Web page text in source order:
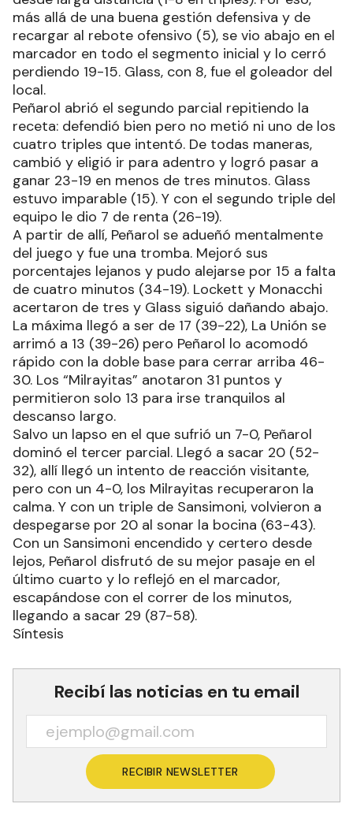
más allá de una buena gestión defensiva y de
recargar al rebote ofensivo (5), se vio abajo en el
marcador en todo el segmento inicial y lo cerró
perdiendo 19-15. Glass, con 8, fue el goleador del
local.
Peñarol abrió el segundo parcial repitiendo la
receta: defendió bien pero no metió ni uno de los
cuatro triples que intentó. De todas maneras,
cambió y eligió ir para adentro y logró pasar a
ganar 23-19 en menos de tres minutos. Glass
estuvo imparable (15). Y con el segundo triple del
equipo le dio 7 de renta (26-19).
A partir de allí, Peñarol se adueñó mentalmente
del juego y fue una tromba. Mejoró sus
porcentajes lejanos y pudo alejarse por 15 a falta
de cuatro minutos (34-19). Lockett y Monacchi
acertaron de tres y Glass siguió dañando abajo.
La máxima llegó a ser de 17 (39-22), La Unión se
arrimó a 13 (39-26) pero Peñarol lo acomodó
rápido con la doble base para cerrar arriba 46-
30. Los “Milrayitas” anotaron 31 puntos y
permitieron solo 13 para irse tranquilos al
descanso largo.
Salvo un lapso en el que sufrió un 7-0, Peñarol
dominó el tercer parcial. Llegó a sacar 20 (52-
32), allí llegó un intento de reacción visitante,
pero con un 4-0, los Milrayitas recuperaron la
calma. Y con un triple de Sansimoni, volvieron a
despegarse por 20 al sonar la bocina (63-43).
Con un Sansimoni encendido y certero desde
lejos, Peñarol disfrutó de su mejor pasaje en el
último cuarto y lo reflejó en el marcador,
escapándose con el correr de los minutos,
llegando a sacar 29 (87-58).
Síntesis
Recibí las noticias en tu email
RECIBIR NEWSLETTER